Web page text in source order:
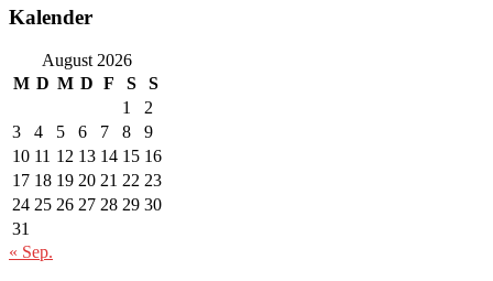
Kalender
August 2026
M D M D F S
S
1
2
3
4 5 6 7 8
9
10 11 12 13 14 15 16
17 18 19 20 21 22 23
24 25 26 27 28 29 30
31
« Sep.